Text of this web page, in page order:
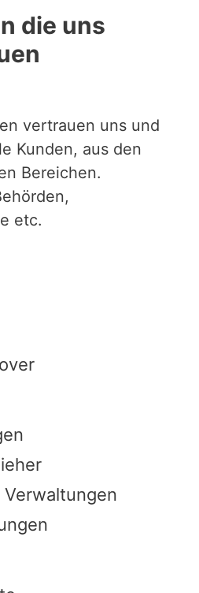
die uns
vertrauen uns und
Kunden, aus den
Bereichen.
etc.